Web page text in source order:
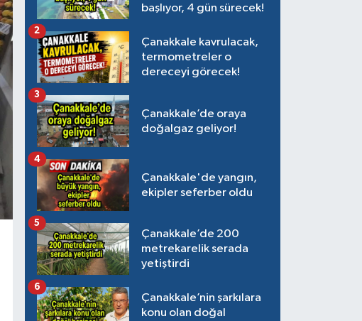
başlıyor, 4 gün sürecek!
Çanakkale kavrulacak,
termometreler o
dereceyi görecek!
2
Çanakkale’de oraya
doğalgaz geliyor!
3
Çanakkale'de yangın,
ekipler seferber oldu
4
Çanakkale’de 200
metrekarelik serada
yetiştirdi
5
Çanakkale’nin şarkılara
konu olan doğal
6